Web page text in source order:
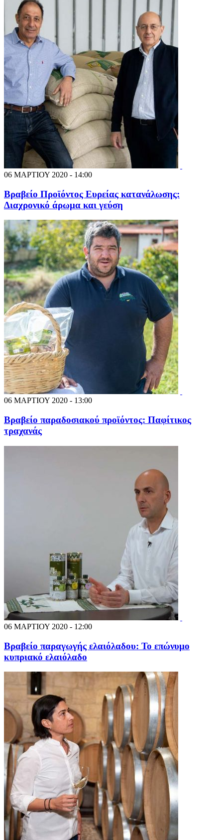
06 ΜΑΡΤΙΟΥ 2020 - 14:00
Βραβείο Προϊόντος Ευρείας κατανάλωσης:
Διαχρονικό άρωμα και γεύση
06 ΜΑΡΤΙΟΥ 2020 - 13:00
Βραβείο παραδοσιακού προϊόντος: Παφίτικος
τραχανάς
06 ΜΑΡΤΙΟΥ 2020 - 12:00
Βραβείο παραγωγής ελαιόλαδου: Το επώνυμο
κυπριακό ελαιόλαδο